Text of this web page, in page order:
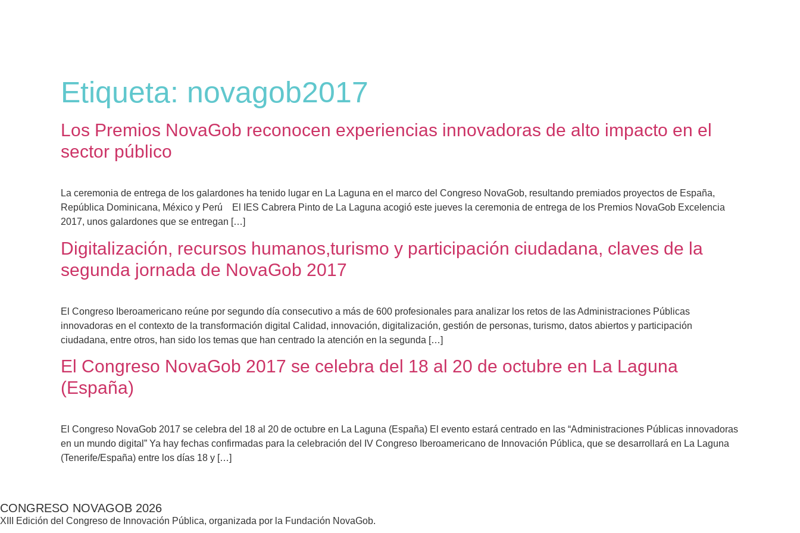
Etiqueta: novagob2017
Los Premios NovaGob reconocen experiencias innovadoras de alto impacto en el
sector público
La ceremonia de entrega de los galardones ha tenido lugar en La Laguna en el marco del Congreso NovaGob, resultando premiados proyectos de España,
República Dominicana, México y Perú El IES Cabrera Pinto de La Laguna acogió este jueves la ceremonia de entrega de los Premios NovaGob Excelencia
2017, unos galardones que se entregan […]
Digitalización, recursos humanos,turismo y participación ciudadana, claves de la
segunda jornada de NovaGob 2017
El Congreso Iberoamericano reúne por segundo día consecutivo a más de 600 profesionales para analizar los retos de las Administraciones Públicas
innovadoras en el contexto de la transformación digital Calidad, innovación, digitalización, gestión de personas, turismo, datos abiertos y participación
ciudadana, entre otros, han sido los temas que han centrado la atención en la segunda […]
El Congreso NovaGob 2017 se celebra del 18 al 20 de octubre en La Laguna
(España)
El Congreso NovaGob 2017 se celebra del 18 al 20 de octubre en La Laguna (España) El evento estará centrado en las “Administraciones Públicas innovadoras
en un mundo digital” Ya hay fechas confirmadas para la celebración del IV Congreso Iberoamericano de Innovación Pública, que se desarrollará en La Laguna
(Tenerife/España) entre los días 18 y […]
CONGRESO NOVAGOB 2026
XIII Edición del Congreso de Innovación Pública, organizada por la Fundación NovaGob.